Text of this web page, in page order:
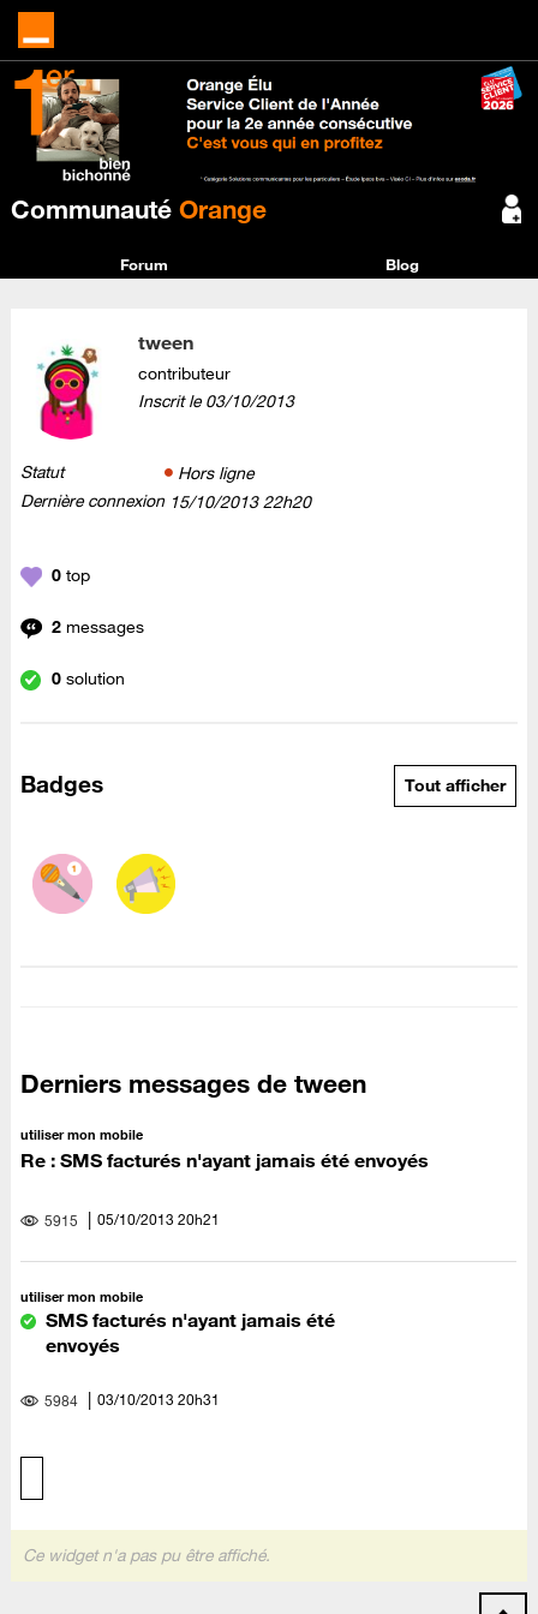
Communauté Orange
Forum Blog
tween
contributeur
Inscrit le‎03/10/2013
Statut
Hors ligne
Dernière connexion ‎15/10/2013 22h20
0 top
2 messages
0 solution
Badges Tout afficher
Derniers messages de tween
utiliser mon mobile
Re : SMS facturés n'ayant jamais été envoyés
5915 ‎05/10/2013 20h21
utiliser mon mobile
SMS facturés n'ayant jamais été
envoyés
5984 ‎03/10/2013 20h31
Ce widget n'a pas pu être affiché.